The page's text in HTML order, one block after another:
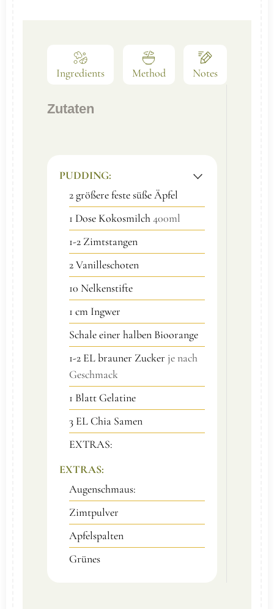
Ingredients Method Notes
Zutaten
PUDDING:
2 größere feste süße Äpfel
1 Dose Kokosmilch400ml
1-2 Zimtstangen
2Vanilleschoten
10 Nelkenstifte
1 cm Ingwer
Schale einer halben Bioorange
1-2 EL brauner Zucker je nach
Geschmack
1 BlattGelatine
3 EL Chia Samen
EXTRAS:
EXTRAS:
Augenschmaus:
Zimtpulver
Apfelspalten
Grünes